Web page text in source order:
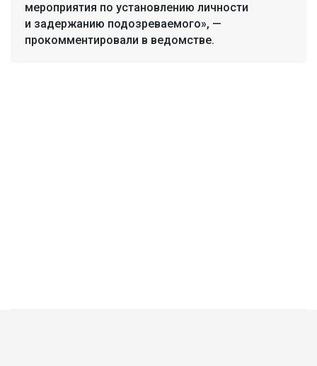
мероприятия по установлению личности
и задержанию подозреваемого», —
прокомментировали в ведомстве.